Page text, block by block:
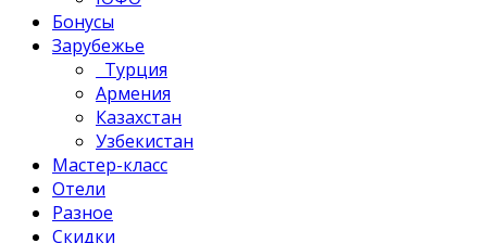
Бонусы
Зарубежье
Турция
Армения
Казахстан
Узбекистан
Мастер-класс
Отели
Разное
Скидки